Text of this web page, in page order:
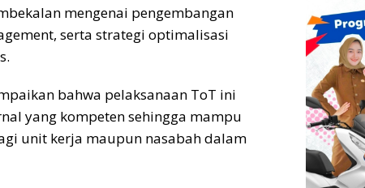
mengenai pengembangan
serta strategi optimalisasi
bahwa pelaksanaan ToT ini
yang kompeten sehingga mampu
unit kerja maupun nasabah dalam